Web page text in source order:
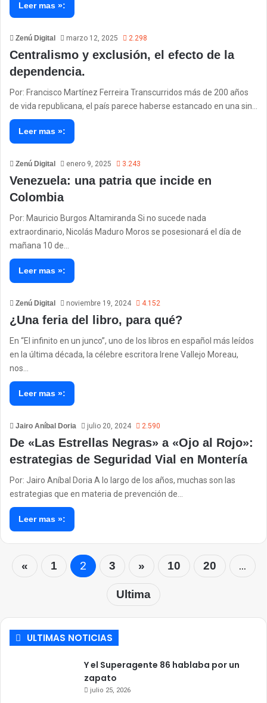
Leer mas »:
Zenú Digital marzo 12, 2025 2.298
Centralismo y exclusión, el efecto de la
dependencia.
Por: Francisco Martínez Ferreira Transcurridos más de 200 años
de vida republicana, el país parece haberse estancado en una sin…
Leer mas »:
Zenú Digital enero 9, 2025 3.243
Venezuela: una patria que incide en
Colombia
Por: Mauricio Burgos Altamiranda Si no sucede nada
extraordinario, Nicolás Maduro Moros se posesionará el día de
mañana 10 de…
Leer mas »:
Zenú Digital noviembre 19, 2024 4.152
¿Una feria del libro, para qué?
En “El infinito en un junco”, uno de los libros en español más leídos
en la última década, la célebre escritora Irene Vallejo Moreau,
nos…
Leer mas »:
Jairo Aníbal Doria julio 20, 2024 2.590
De «Las Estrellas Negras» a «Ojo al Rojo»:
estrategias de Seguridad Vial en Montería
Por: Jairo Aníbal Doria A lo largo de los años, muchas son las
estrategias que en materia de prevención de…
Leer mas »:
« 1 2 3 » 10 20 ...
Ultima
ULTIMAS NOTICIAS
Y el Superagente 86 hablaba por un
zapato
julio 25, 2026